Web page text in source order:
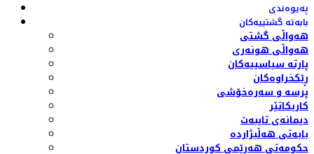
پەیوەندی
بابەتە گشتییەکان
هەواڵی گشتی
هەواڵی هونەری
پارتە سیاسییەکان
ڕێکخراوەکان
پرسە و سەرەخۆشی
کاریکاتێر
دیمانەی تایبەت
بابەتی هەڵبژاردە
حکومەتی هەرێمی کوردستان